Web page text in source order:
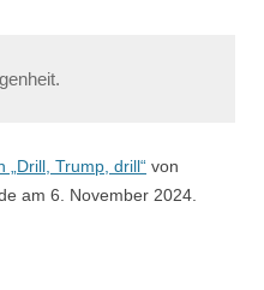
„Drill, Trump, drill“ von
am 6. November 2024.